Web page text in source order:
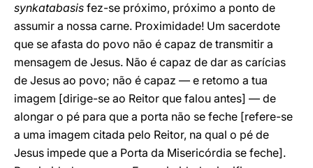
synkatabasis fez-se próximo, próximo a ponto de
assumir a nossa carne. Proximidade! Um sacerdote
que se afasta do povo não é capaz de transmitir a
mensagem de Jesus. Não é capaz de dar as carícias
de Jesus ao povo; não é capaz — e retomo a tua
imagem [dirige-se ao Reitor que falou antes] — de
alongar o pé para que a porta não se feche [refere-se
a uma imagem citada pelo Reitor, na qual o pé de
Jesus impede que a Porta da Misericórdia se feche].